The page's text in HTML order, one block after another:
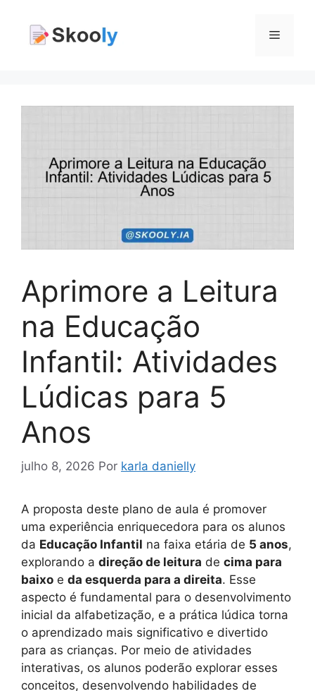
Menu
Aprimore a Leitura
na Educação
Infantil: Atividades
Lúdicas para 5
Anos
julho 8, 2026 Por karla danielly
A proposta deste plano de aula é promover
uma experiência enriquecedora para os alunos
da Educação Infantil na faixa etária de 5 anos,
explorando a direção de leitura de cima para
baixo e da esquerda para a direita. Esse
aspecto é fundamental para o desenvolvimento
inicial da alfabetização, e a prática lúdica torna
o aprendizado mais significativo e divertido
para as crianças. Por meio de atividades
interativas, os alunos poderão explorar esses
conceitos, desenvolvendo habilidades de